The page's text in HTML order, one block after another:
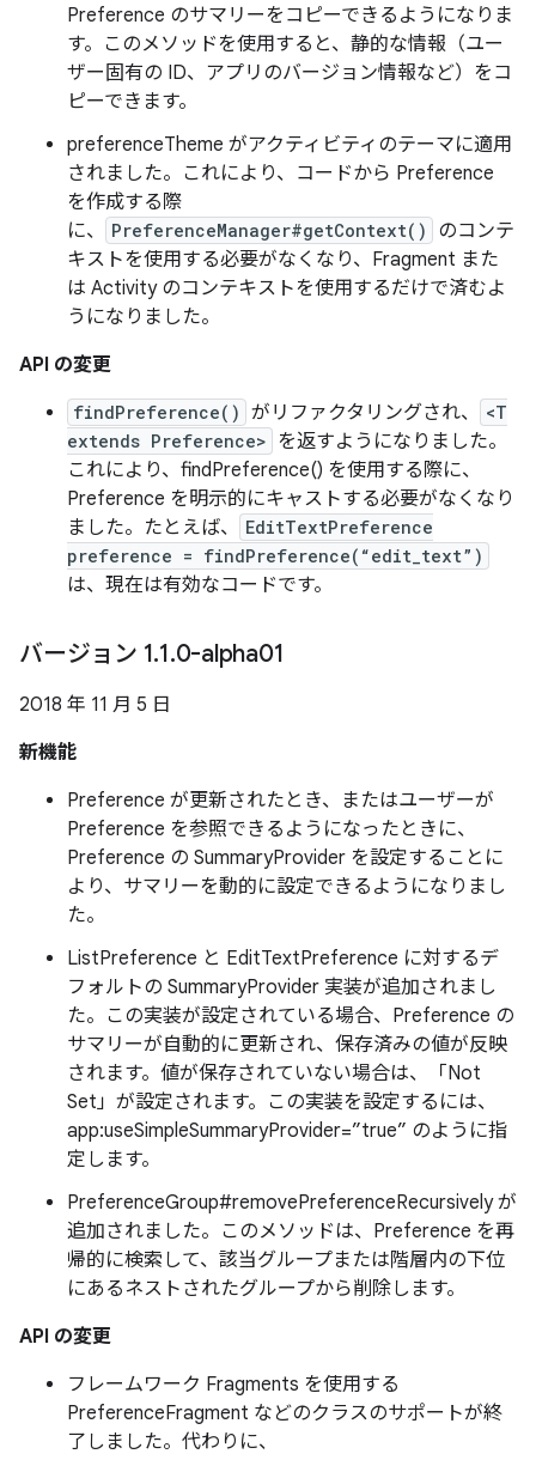
Preference のサマリーをコピーできるようになりま
す。このメソッドを使用すると、静的な情報（ユー
ザー固有の ID、アプリのバージョン情報など）をコ
ピーできます。
preferenceTheme がアクティビティのテーマに適用
されました。これにより、コードから Preference
を作成する際
に、
PreferenceManager#getContext()
のコンテ
キストを使用する必要がなくなり、Fragment また
は Activity のコンテキストを使用するだけで済むよ
うになりました。
API の変更
findPreference() がリファクタリングされ、
<T
extends Preference> を返すようになりました。
これにより、findPreference() を使用する際に、
Preference を明示的にキャストする必要がなくなり
ました。たとえば、
EditTextPreference
preference = findPreference(“edit_text”)
は、現在は有効なコードです。
バージョン 1.1.0-alpha01
2018 年 11 月 5 日
新機能
Preference が更新されたとき、またはユーザーが
Preference を参照できるようになったときに、
Preference の SummaryProvider を設定することに
より、サマリーを動的に設定できるようになりまし
た。
ListPreference と EditTextPreference に対するデ
フォルトの SummaryProvider 実装が追加されまし
た。この実装が設定されている場合、Preference の
サマリーが自動的に更新され、保存済みの値が反映
されます。値が保存されていない場合は、「Not
Set」が設定されます。この実装を設定するには、
app:useSimpleSummaryProvider=”true” のように指
定します。
PreferenceGroup#removePreferenceRecursively が
追加されました。このメソッドは、Preference を再
帰的に検索して、該当グループまたは階層内の下位
にあるネストされたグループから削除します。
API の変更
フレームワーク Fragments を使用する
PreferenceFragment などのクラスのサポートが終
了しました。代わりに、